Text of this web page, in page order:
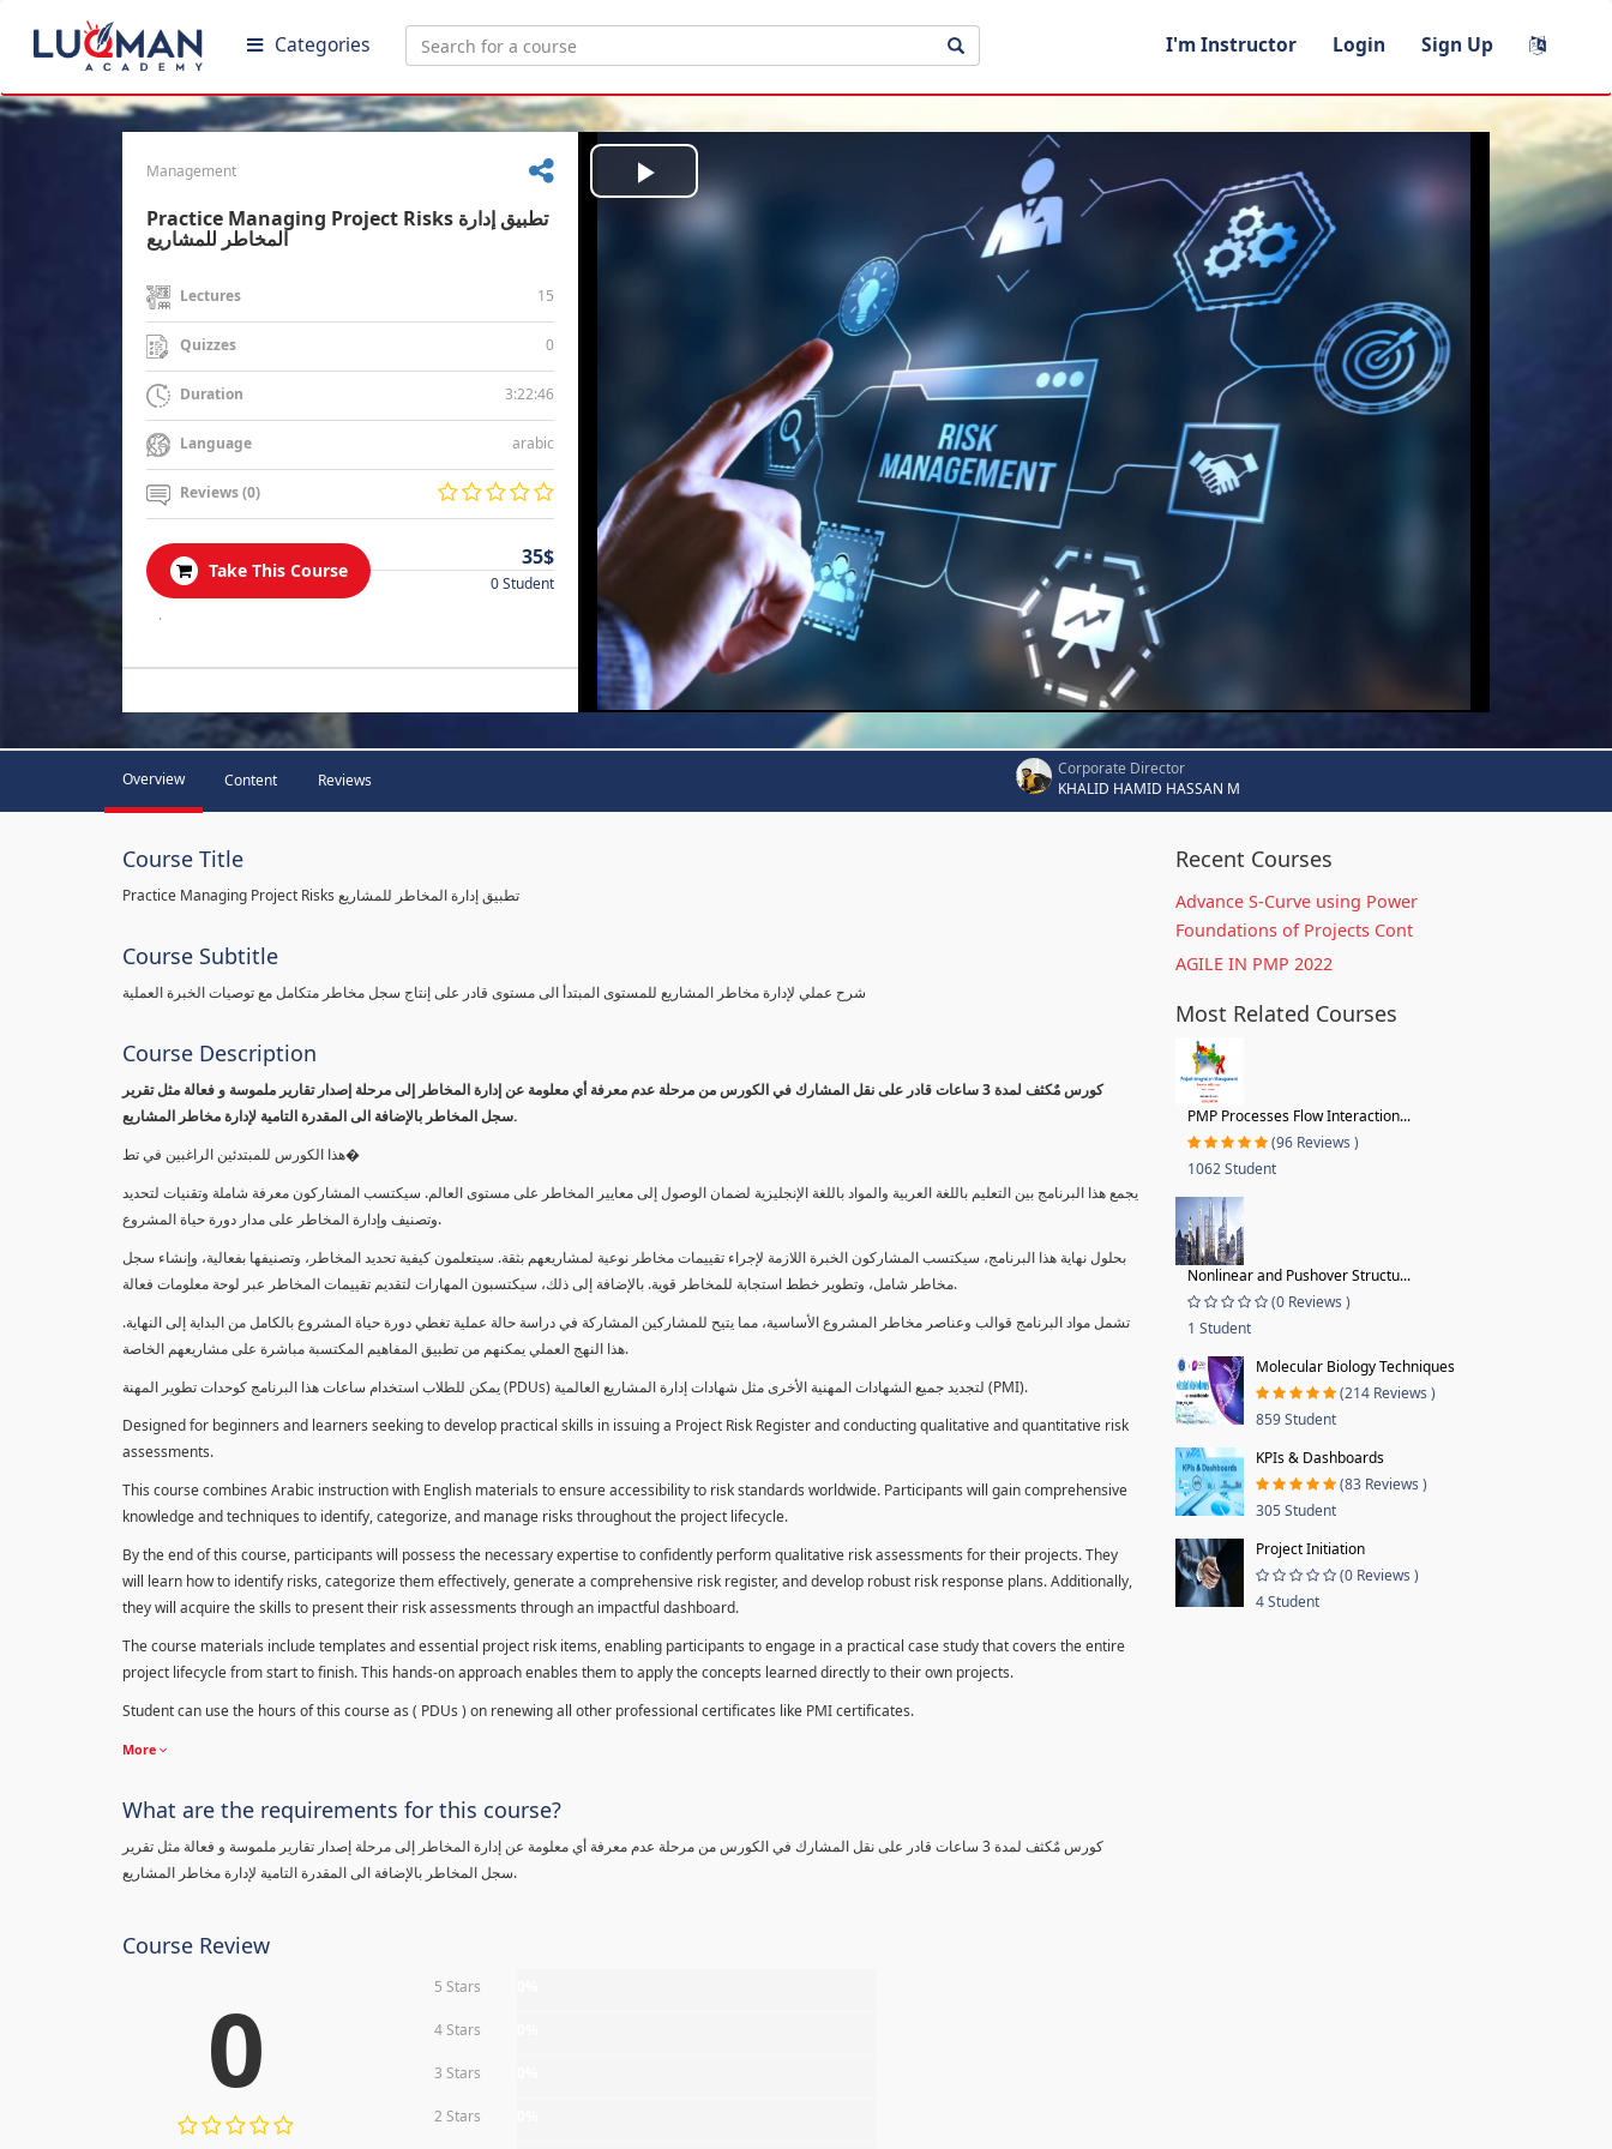
Categories I'm Instructor Login Sign Up
Management
Practice Managing Project Risks تطبيق إدارة
المخاطر للمشاريع
Lectures 15
Quizzes 0
Duration 3:22:46
Language arabic
Reviews (0)
Take This Course
35$
0 Student
.
Play
Video
Overview Content Reviews
Corporate Director
KHALID HAMID HASSAN M
Course Title
Practice Managing Project Risks تطبيق إدارة المخاطر للمشاريع
Course Subtitle
شرح عملي لإدارة مخاطر المشاريع للمستوى المبتدأ الى مستوى قادر على إنتاج سجل مخاطر متكامل مع توصيات الخبرة العملية
Course Description
كورس مٌكثف لمدة 3 ساعات قادر على نقل المشارك في الكورس من مرحلة عدم معرفة أي معلومة عن إدارة المخاطر إلى مرحلة إصدار تقارير ملموسة و فعالة مثل تقرير
سجل المخاطر بالإضافة الى المقدرة التامية لإدارة مخاطر المشاريع.
هذا الكورس للمبتدئين الراغبين في تط�
يجمع هذا البرنامج بين التعليم باللغة العربية والمواد باللغة الإنجليزية لضمان الوصول إلى معايير المخاطر على مستوى العالم. سيكتسب المشاركون معرفة شاملة وتقنيات لتحديد
وتصنيف وإدارة المخاطر على مدار دورة حياة المشروع.
بحلول نهاية هذا البرنامج، سيكتسب المشاركون الخبرة اللازمة لإجراء تقييمات مخاطر نوعية لمشاريعهم بثقة. سيتعلمون كيفية تحديد المخاطر، وتصنيفها بفعالية، وإنشاء سجل
مخاطر شامل، وتطوير خطط استجابة للمخاطر قوية. بالإضافة إلى ذلك، سيكتسبون المهارات لتقديم تقييمات المخاطر عبر لوحة معلومات فعالة.
تشمل مواد البرنامج قوالب وعناصر مخاطر المشروع الأساسية، مما يتيح للمشاركين المشاركة في دراسة حالة عملية تغطي دورة حياة المشروع بالكامل من البداية إلى النهاية.
هذا النهج العملي يمكنهم من تطبيق المفاهيم المكتسبة مباشرة على مشاريعهم الخاصة.
يمكن للطلاب استخدام ساعات هذا البرنامج كوحدات تطوير المهنة (PDUs) لتجديد جميع الشهادات المهنية الأخرى مثل شهادات إدارة المشاريع العالمية (PMI).
Designed for beginners and learners seeking to develop practical skills in issuing a Project Risk Register and conducting qualitative and quantitative risk
assessments.
This course combines Arabic instruction with English materials to ensure accessibility to risk standards worldwide. Participants will gain comprehensive
knowledge and techniques to identify, categorize, and manage risks throughout the project lifecycle.
By the end of this course, participants will possess the necessary expertise to confidently perform qualitative risk assessments for their projects. They
will learn how to identify risks, categorize them effectively, generate a comprehensive risk register, and develop robust risk response plans. Additionally,
they will acquire the skills to present their risk assessments through an impactful dashboard.
The course materials include templates and essential project risk items, enabling participants to engage in a practical case study that covers the entire
project lifecycle from start to finish. This hands-on approach enables them to apply the concepts learned directly to their own projects.
Student can use the hours of this course as ( PDUs ) on renewing all other professional certificates like PMI certificates.
More
What are the requirements for this course?
كورس مٌكثف لمدة 3 ساعات قادر على نقل المشارك في الكورس من مرحلة عدم معرفة أي معلومة عن إدارة المخاطر إلى مرحلة إصدار تقارير ملموسة و فعالة مثل تقرير
سجل المخاطر بالإضافة الى المقدرة التامية لإدارة مخاطر المشاريع.
Course Review
0 5 Stars
4 Stars
3 Stars
2 Stars
Recent Courses
Advance S-Curve using Power
Foundations of Projects Cont
AGILE IN PMP 2022
Most Related Courses
PMP Processes Flow Interaction...
(96 Reviews )
1062 Student
Nonlinear and Pushover Structu...
(0 Reviews )
1 Student
Molecular Biology Techniques
(214 Reviews )
859 Student
KPIs & Dashboards
(83 Reviews )
305 Student
Project Initiation
(0 Reviews )
4 Student